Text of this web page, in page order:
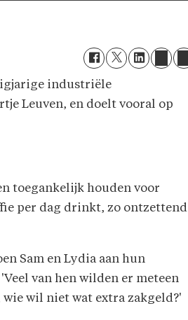
industriële
Leuven, en doelt vooral op
toegankelijk houden voor
per dag drinkt, zo ontzettend
Sam en Lydia aan hun
van hen wilden er meteen
wil niet wat extra zakgeld?'